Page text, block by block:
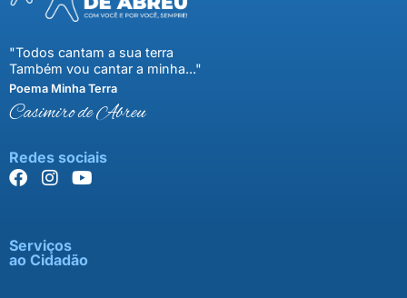
"Todos cantam a sua terra
Também vou cantar a minha..."
Poema Minha Terra
Casimiro de Abreu
Redes sociais
Serviços
ao Cidadão